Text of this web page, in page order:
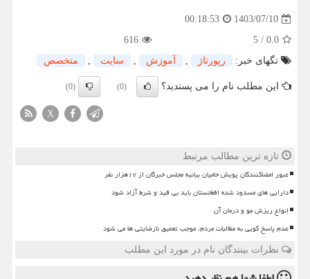
1403/07/10
00:18:53
0.0
/
5
616
تگهای خبر:
رپورتاژ , آموزش , سایت , متخصص
این مطلب نام را می پسندید؟ (0)
(0)
X
تازه ترین مطالب مرتبط
عبور امضاکنندگان پویش حامیان بیانیه مجلس خبرگان از ۱۷هزار نفر
دارایی های مسدود شده افغانستان باید بی قید و شرط آزاد شود
انواع ریزش مو و درمان آن
عدم پاسخ گویی به مطالبات مردم، موجب تعمیق نارضایتی ها می شود
نظرات بینندگان نام در مورد این مطلب